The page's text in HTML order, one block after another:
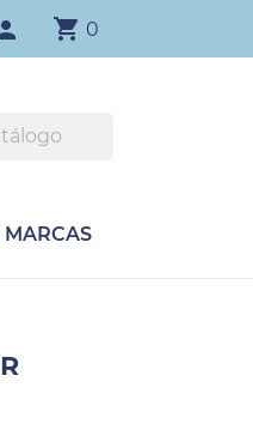
shopping_cart 0
MARCAS